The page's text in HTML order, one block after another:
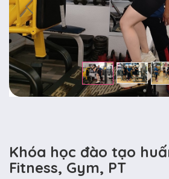
Khóa học đào tạo
Fitness, Gym, PT